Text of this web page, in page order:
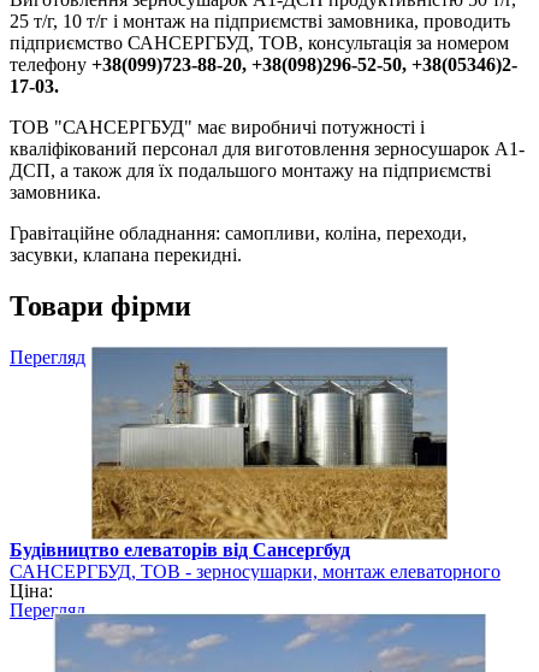
25 т/г, 10 т/г і монтаж на підприємстві замовника, проводить
підприємство САНСЕРГБУД, ТОВ, консультація за номером
телефону +38(099)723-88-20, +38(098)296-52-50, +38(05346)2-
17-03.
ТОВ "САНСЕРГБУД" має виробничі потужності і
кваліфікований персонал для виготовлення зерносушарок А1-
ДСП, а також для їх подальшого монтажу на підприємстві
замовника.
Гравітаційне обладнання: самопливи, коліна, переходи,
засувки, клапана перекидні.
Товари фірми
Перегляд
Будівництво елеваторів від Сансергбуд
САНСЕРГБУД, ТОВ - зерносушарки, монтаж елеваторного
обладнання
Ціна:
Перегляд